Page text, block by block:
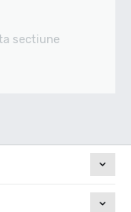
sectiune